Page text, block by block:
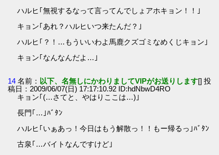
ハルヒ｢無視するなって言ってんでしょアホキョン！！｣
キョン｢あれ？ハルヒいつ来たんだ？｣
ハルヒ｢？！…もういいわよ馬鹿クズゴミなめくじキョン｣
キョン｢なんなんだよ…｣
14 名前： 以下、名無しにかわりましてVIPがお送りします[] 投
稿日：2009/06/07(日) 17:17:10.92 ID:hdNbwD4RO
キョン｢(…さてと、やはりここは…)｣
長門｢…｣ﾊﾞﾀﾝ
ハルヒ｢いぁあっ！今日はもう解散っ！！もー帰るっ｣ﾊﾞﾀﾝ
古泉｢…バイトなんですけど｣